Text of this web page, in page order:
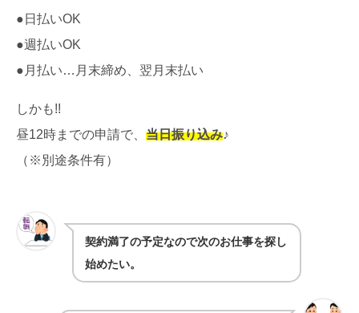
●日払いOK
●週払いOK
●月払い…月末締め、翌月末払い
しかも!!
昼12時までの申請で、 当日振り込み♪
（※別途条件有）
契約満了の予定なので次のお仕事を探し
始めたい。